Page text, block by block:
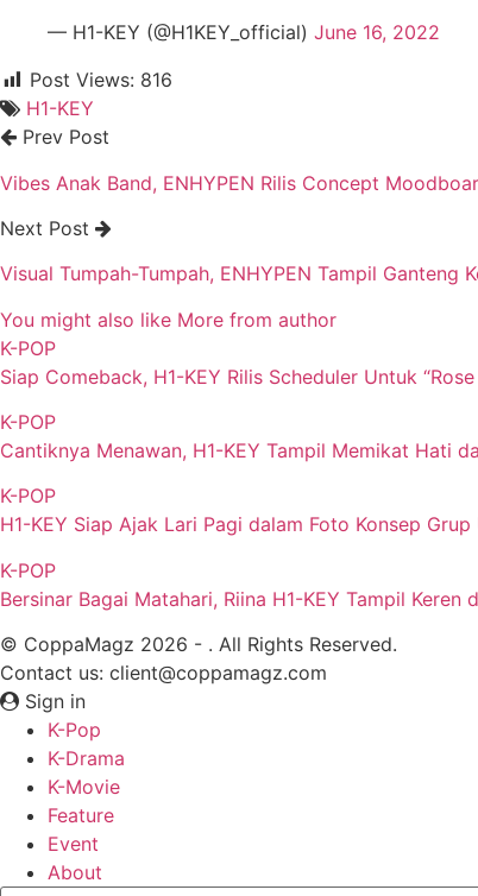
— H1-KEY (@H1KEY_official) June 16, 2022
Post Views: 816
H1-KEY
Prev Post
Vibes Anak Band, ENHYPEN Rilis Concept
Next Post
Visual Tumpah-Tumpah, ENHYPEN Tampil Ganteng
You might also like More from author
K-POP
Siap Comeback, H1-KEY Rilis Scheduler Untuk
K-POP
Cantiknya Menawan, H1-KEY Tampil Memikat Hati
K-POP
H1-KEY Siap Ajak Lari Pagi dalam Foto Konsep Grup
K-POP
Bersinar Bagai Matahari, Riina H1-KEY Tampil
© CoppaMagz 2026 - . All Rights Reserved.
Contact us: client@coppamagz.com
Sign in
K-Pop
K-Drama
K-Movie
Feature
Event
About